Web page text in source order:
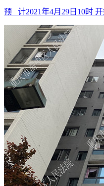
预 计2021年4月29日10时